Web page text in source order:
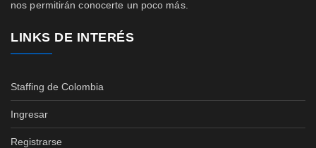
nos permitirán conocerte un poco más.
LINKS DE INTERÉS
Staffing de Colombia
Ingresar
Registrarse